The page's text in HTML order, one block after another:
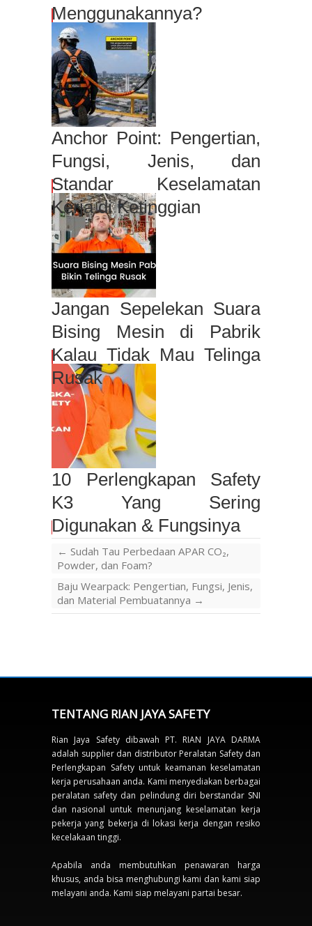
Menggunakannya?
Anchor Point: Pengertian,
Fungsi, Jenis, dan
Standar Keselamatan
Kerja di Ketinggian
Jangan Sepelekan Suara
Bising Mesin di Pabrik
Kalau Tidak Mau Telinga
Rusak
10 Perlengkapan Safety
K3 Yang Sering
Digunakan & Fungsinya
← Sudah Tau Perbedaan APAR CO₂,
Powder, dan Foam?
Baju Wearpack: Pengertian, Fungsi, Jenis,
dan Material Pembuatannya →
TENTANG RIAN JAYA SAFETY
Rian Jaya Safety dibawah PT. RIAN JAYA DARMA
adalah supplier dan distributor Peralatan Safety dan
Perlengkapan Safety untuk keamanan keselamatan
kerja perusahaan anda. Kami menyediakan berbagai
peralatan safety dan pelindung diri berstandar SNI
dan nasional untuk menunjang keselamatan kerja
pekerja yang bekerja di lokasi kerja dengan resiko
kecelakaan tinggi.
Apabila anda membutuhkan penawaran harga
khusus, anda bisa menghubungi kami dan kami siap
melayani anda. Kami siap melayani partai besar.